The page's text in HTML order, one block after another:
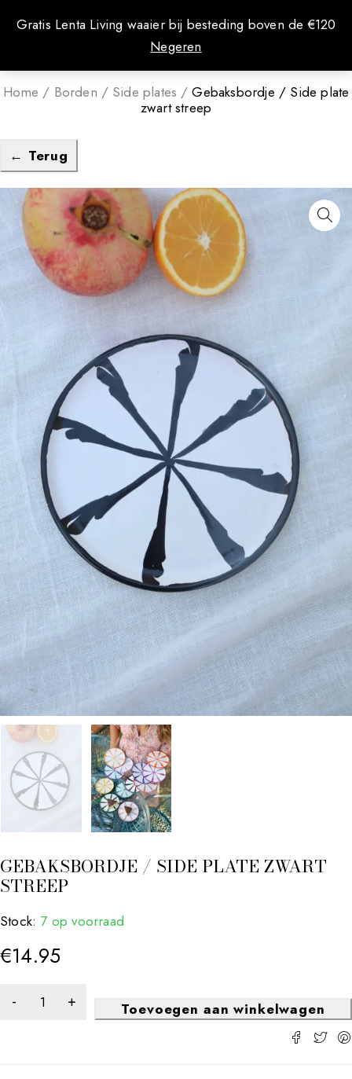
Gratis Lenta Living waaier bij besteding boven de €120
Negeren
0
Home / Borden / Side plates / Gebaksbordje / Side plate
zwart streep
← Terug
GEBAKSBORDJE / SIDE PLATE ZWART
STREEP
Stock: 7 op voorraad
€14.95
Toevoegen aan winkelwagen